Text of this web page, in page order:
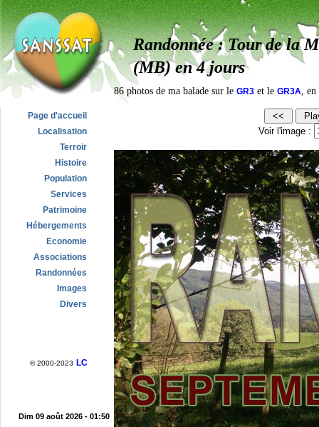
Page d'accueil
Localisation
Terroir
Histoire
Population
Services
Patrimoine
Hébergements
Economie
Associations
Randonnées
Images
Divers
© 2000-2023 LC
Dim 09 août 2026 - 01:50
Randonnée : Tour de la
(MB) en 4 jours
86 photos de ma balade sur le GR3 et le GR3A,
Voir l'image :